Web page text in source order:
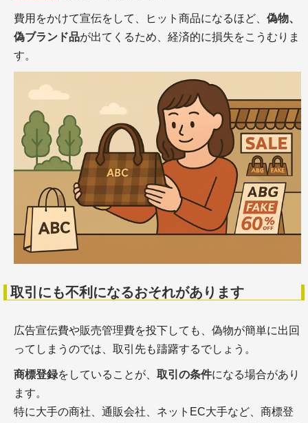
費用をかけて宣伝をして、ヒット商品になるほど、 偽物、
偽ブランド品が出てくるため、経済的に損失をこうむりま
す。
取引にも不利になるおそれがあります
広告宣伝費や販売管理費を投下しても、偽物が簡単に出回
ってしまうのでは、取引先も躊躇するでしょう。
商標登録をしていることが、 取引の条件になる場合があり
ます。
特に大手の商社、通販会社、ネットEC大手など、商標登